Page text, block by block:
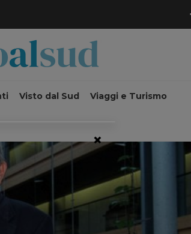
Visto dal Sud Viaggi e Turismo
×